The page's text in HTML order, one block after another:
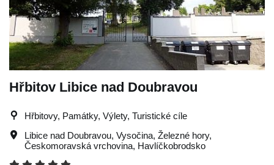
Hřbitov Libice nad Doubravou
Hřbitovy, Památky, Výlety, Turistické cíle
Libice nad Doubravou, Vysočina, Železné hory,
Českomoravská vrchovina, Havlíčkobrodsko